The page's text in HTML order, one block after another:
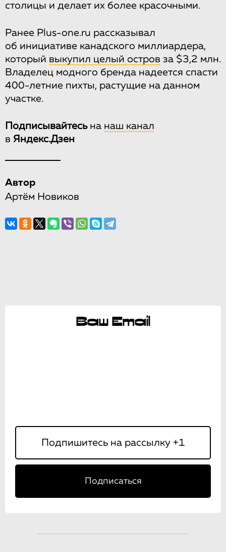
столицы и делает их более красочными.
Ранее Plus-one.ru рассказывал
об инициативе канадского миллиардера,
который выкупил целый остров за $3,2 млн.
Владелец модного бренда надеется спасти
400-летние пихты, растущие на данном
участке.
Подписывайтесьна наш канал
в Яндекс.Дзен
Автор
Артём Новиков
Ваш Email
Подписаться